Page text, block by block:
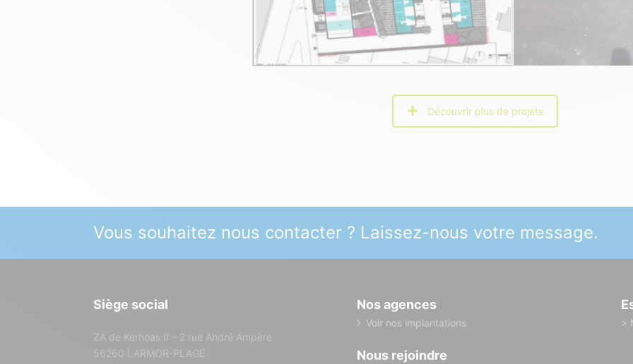
Découvrir plus de projets
Vous souhaitez nous contacter ? Laissez-nous votre message.
Siège social
ZA de Kerhoas II – 2 rue André Ampère
56260 LARMOR-PLAGE
Nos agences
Voir nos implantations
Nous rejoindre
>